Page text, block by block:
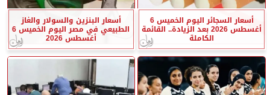
أسعار السجائر اليوم الخميس 6
أغسطس 2026 بعد الزيادة.. القائمة
الكاملة
أسعار البنزين والسولار والغاز
الطبيعي في مصر اليوم الخميس 6
أغسطس 2026